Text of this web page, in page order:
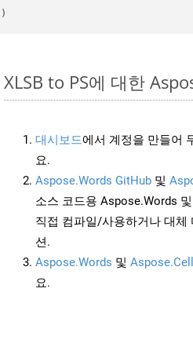
XLSB to PS에 대한
대시보드에서 계정을 만들어
요.
Aspose.Words GitHub 및
소스 코드용 Aspose.Words
직접 컴파일/사용하거나 대체
션.
Aspose.Words 및
요.